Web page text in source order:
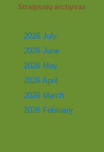
Straipsnių archyvas
2026 July
2026 June
2026 May
2026 April
2026 March
2026 February